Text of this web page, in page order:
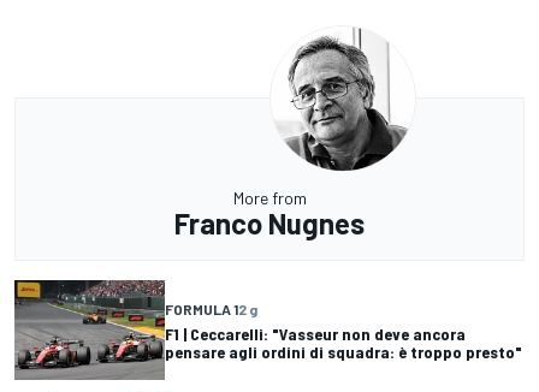
More from
Franco Nugnes
FORMULA 12 g
F1 | Ceccarelli: "Vasseur non deve ancora
pensare agli ordini di squadra: è troppo presto"